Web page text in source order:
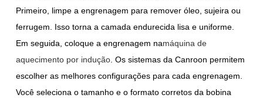
Primeiro, limpe a engrenagem para remover óleo, sujeira ou
ferrugem. Isso torna a camada endurecida lisa e uniforme.
Em seguida, coloque a engrenagem namáquina de
aquecimento por indução. Os sistemas da Canroon permitem
escolher as melhores configurações para cada engrenagem.
Você seleciona o tamanho e o formato corretos da bobina